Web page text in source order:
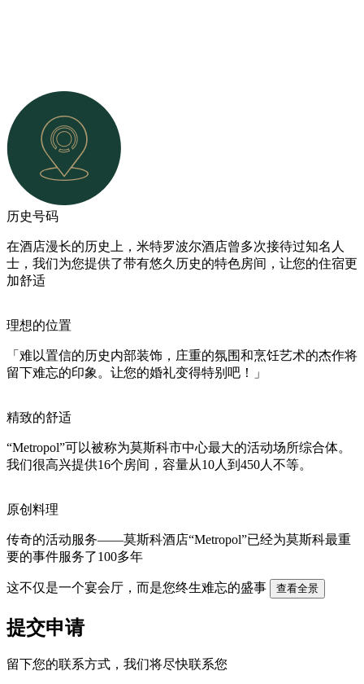
历史号码
在酒店漫长的历史上，米特罗波尔酒店曾多次接待过知名人
士，我们为您提供了带有悠久历史的特色房间，让您的住宿更
加舒适
理想的位置
「难以置信的历史内部装饰，庄重的氛围和烹饪艺术的杰作将
留下难忘的印象。让您的婚礼变得特别吧！」
精致的舒适
“Metropol”可以被称为莫斯科市中心最大的活动场所综合体。
我们很高兴提供16个房间，容量从10人到450人不等。
原创料理
传奇的活动服务——莫斯科酒店“Metropol”已经为莫斯科最重
要的事件服务了100多年
这不仅是一个宴会厅， 而是您终生难忘的盛事 查看全景
提交申请
留下您的联系方式，我们将尽快联系您